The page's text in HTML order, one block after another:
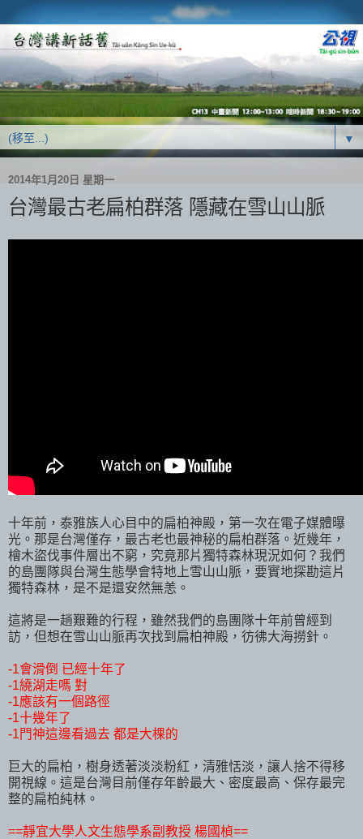
▼
2014年1月20日 星期一
台灣最古老扁柏群落 隱藏在雪山山脈
十年前，泰雅族人心目中的扁柏神殿，第一次在電子媒體曝
光。那是台灣僅存，最古老也最神秘的扁柏群落。近幾年，
檜木盜伐事件層出不窮，究竟那片獨特森林現況如何？我們
的島團隊與台灣生態學會特地上雪山山脈，要實地探勘這片
獨特森林，是不是還安然無恙。
這將是一趟艱難的行程，雖然我們的島團隊十年前曾經到
訪，但想在雪山山脈再次找到扁柏神殿，彷彿大海撈針。
-1會滑倒 已經十年了
-1繞湖走嗎 對
-1應該有一個路徑
-1十幾年了
-1門神這邊看過去 都是大棵的
巨大的扁柏，樹身透著淡淡粉紅，清雅恬淡，讓人捨不得移
開視線。這是台灣目前僅存年齡最大、密度最高、保存最完
整的扁柏純林。
==靜宜大學人文生態學系副教授 楊國楨==